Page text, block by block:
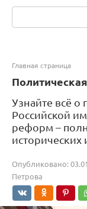
Поиск:
Главная страница
Узнайте всё о
Российской
реформ –
Опубликовано:
Петрова